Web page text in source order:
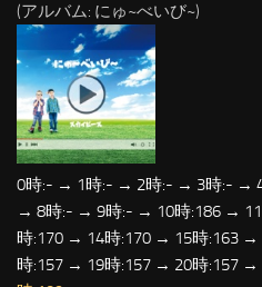
(アルバム: にゅ~べいび~)
0時:- → 1時:- → 2時:- → 3時:- →
→ 8時:- → 9時:- → 10時:186 →
時:170 → 14時:170 → 15時:163
時:157 → 19時:157 → 20時:157